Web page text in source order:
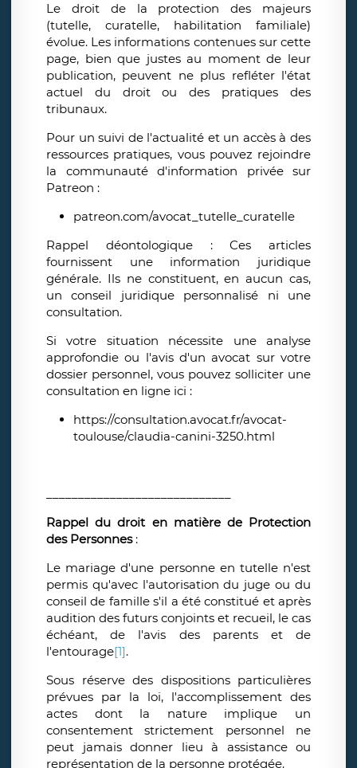
Le droit de la protection des majeurs
(tutelle, curatelle, habilitation familiale)
évolue. Les informations contenues sur cette
page, bien que justes au moment de leur
publication, peuvent ne plus refléter l'état
actuel du droit ou des pratiques des
tribunaux.
Pour un suivi de l'actualité et un accès à des
ressources pratiques, vous pouvez rejoindre
la communauté d'information privée sur
Patreon :
patreon.com/avocat_tutelle_curatelle
Rappel déontologique :Ces articles
fournissent une information juridique
générale. Ils ne constituent, en aucun cas,
un conseil juridique personnalisé ni une
consultation.
Si votre situation nécessite une analyse
approfondie ou l'avis d'un avocat sur votre
dossier personnel, vous pouvez solliciter une
consultation en ligne ici :
https://consultation.avocat.fr/avocat-
toulouse/claudia-canini-3250.html
Rappel du droit en matière de Protection
des Personnes:
Le mariage d'une personne en tutelle n'est
permis qu'avec l'autorisation du juge ou du
conseil de famille s'il a été constitué et après
audition des futurs conjoints et recueil, le cas
échéant, de l'avis des parents et de
l'entourage[1].
Sous réserve des dispositions particulières
prévues par la loi, l'accomplissement des
actes dont la nature implique un
consentement strictement personnel ne
peut jamais donner lieu à assistance ou
représentation de la personne protégée.